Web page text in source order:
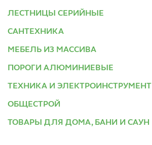
ЛЕСТНИЦЫ СЕРИЙНЫЕ
САНТЕХНИКА
МЕБЕЛЬ ИЗ МАССИВА
ПОРОГИ АЛЮМИНИЕВЫЕ
ТЕХНИКА И ЭЛЕКТРОИНСТРУМЕНТ
ОБЩЕСТРОЙ
ТОВАРЫ ДЛЯ ДОМА, БАНИ И САУН